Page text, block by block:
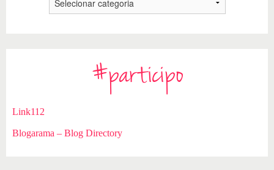
#participo
Link112
Blogarama – Blog Directory